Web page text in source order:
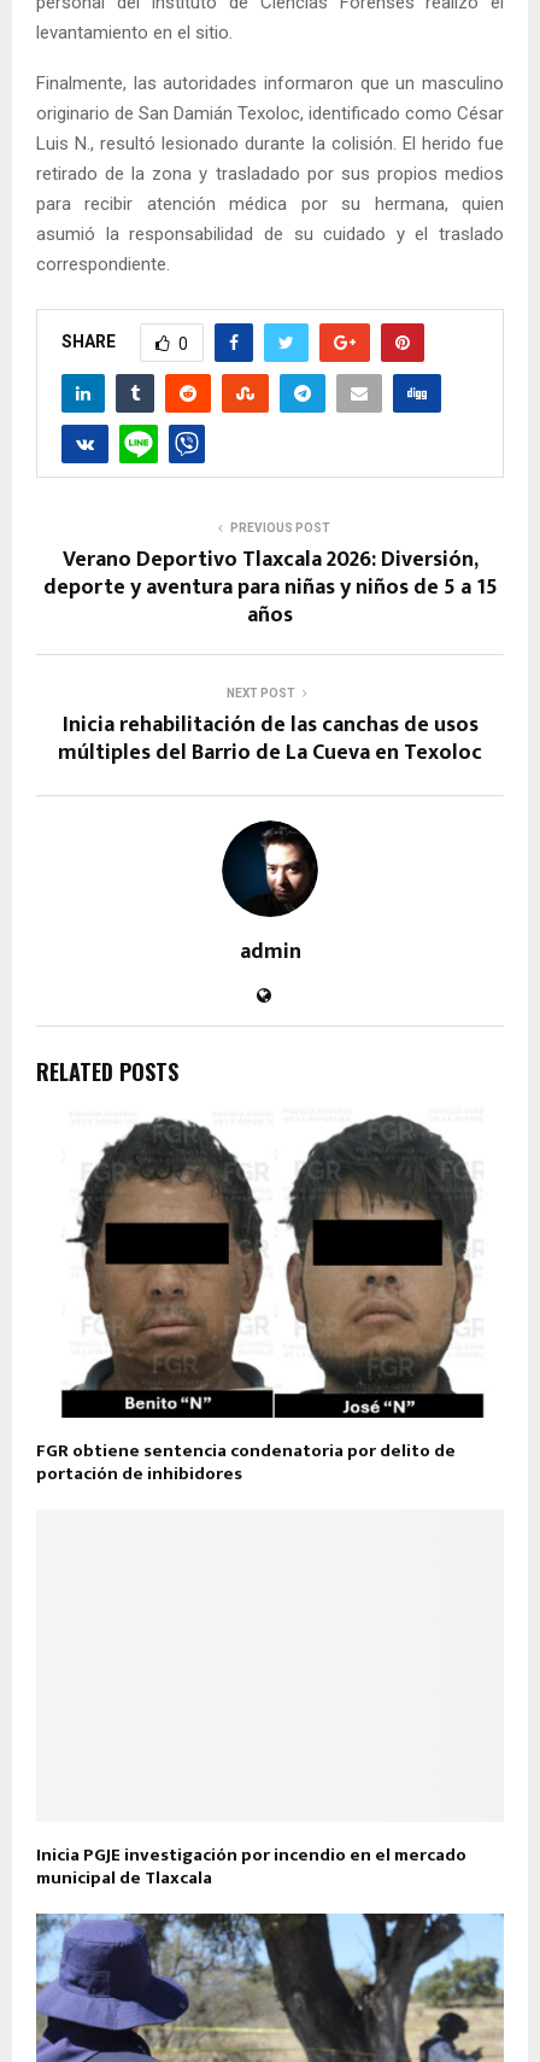
levantamiento en el sitio.
Finalmente, las autoridades informaron que un masculino
originario de San Damián Texoloc, identificado como César
Luis N., resultó lesionado durante la colisión. El herido fue
retirado de la zona y trasladado por sus propios medios
para recibir atención médica por su hermana, quien
asumió la responsabilidad de su cuidado y el traslado
correspondiente.
SHARE 0
PREVIOUS POST
Verano Deportivo Tlaxcala 2026: Diversión,
deporte y aventura para niñas y niños de 5 a 15
años
NEXT POST
Inicia rehabilitación de las canchas de usos
múltiples del Barrio de La Cueva en Texoloc
admin
RELATED POSTS
FGR obtiene sentencia condenatoria por delito de
portación de inhibidores
Inicia PGJE investigación por incendio en el mercado
municipal de Tlaxcala